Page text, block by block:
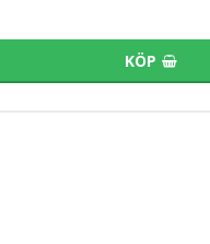
KÖP